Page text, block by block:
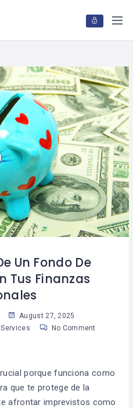
Un Fondo De
Tus Finanzas
August 27, 2025
,Services No Comment
porque funciona como
que te protege de la
afrontar imprevistos como